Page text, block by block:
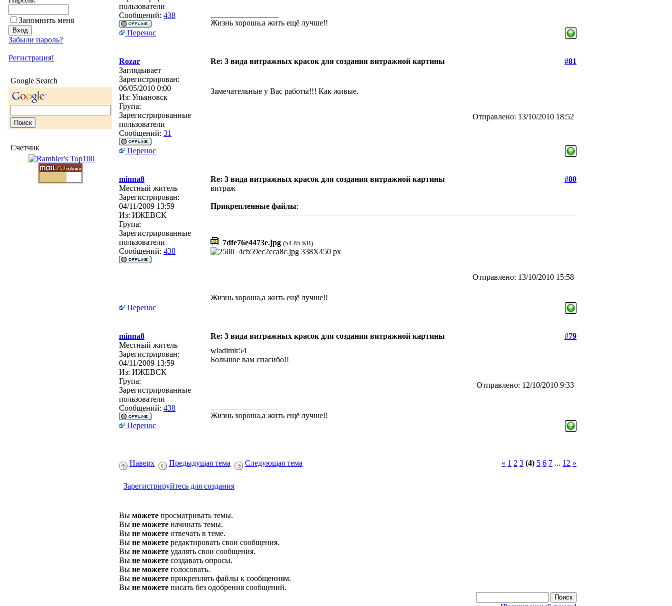
Запомнить меня
Забыли пароль?
Регистрация!
Google Search
Счетчик
пользователи
Сообщений: 438
Жизнь хороша,а жить ещё лучше!!
Перенос
Rozar Re: 3 вида витражных красок для создания витражной картины
#81
Заглядывает
Зарегистрирован:
06/05/2010 0:00
Из: Ульяновск
Група:
Зарегистрированные
пользователи
Сообщений: 31
Замечательные у Вас работы!!! Как живые.
Отправлено: 13/10/2010 18:52
Перенос
minna8 Re: 3 вида витражных красок для создания витражной картины
#80
Местный житель
Зарегистрирован:
04/11/2009 13:59
Из: ИЖЕВСК
Група:
Зарегистрированные
пользователи
Сообщений: 438
витраж
Прикрепленные файлы:
7dfe76e4473e.jpg (54.85 KB)
Отправлено: 13/10/2010 15:58
Жизнь хороша,а жить ещё лучше!!
Перенос
minna8 Re: 3 вида витражных красок для создания витражной картины
#79
Местный житель
Зарегистрирован:
04/11/2009 13:59
Из: ИЖЕВСК
Група:
Зарегистрированные
пользователи
Сообщений: 438
wladimir54
Большое вам спасибо!!
Отправлено: 12/10/2010 9:33
Жизнь хороша,а жить ещё лучше!!
Перенос
Наверх Предыдущая тема Следующая тема « 1 2 3 (4) 5 6 7 ... 12 »
Зарегистрируйтесь для создания
Вы можете просматривать темы.
Вы не можете начинать темы.
Вы не можете отвечать в теме.
Вы не можете редактировать свои сообщения.
Вы не можете удалять свои сообщения.
Вы не можете создавать опросы.
Вы не можете голосовать.
Вы не можете прикреплять файлы к сообщениям.
Вы не можете писать без одобрения сообщений.